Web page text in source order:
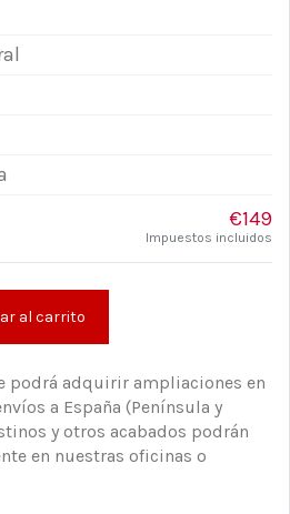
€149
Impuestos incluidos
al carrito
podrá adquirir ampliaciones en
a España (Península y
y otros acabados podrán
en nuestras oficinas o